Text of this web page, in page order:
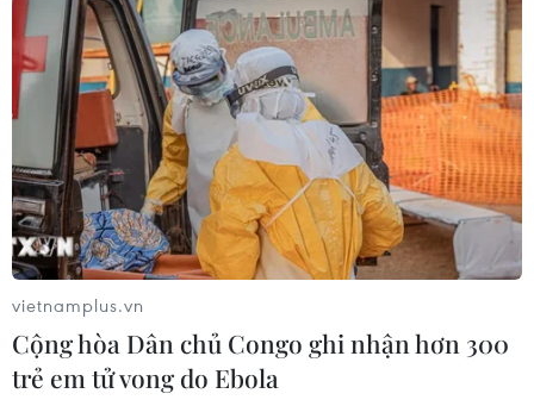
Tổng thống Nga Putin sẽ tới Đức dự hội
nghị quốc tế về Libya
17/01/2020 14:04
Điện Kremlin cho biết, vào ngày 19/1, Tổng thống Nga
Vladimir Putin sẽ tới Berlin để tham dự Hội nghị quốc tế
vietnamplus.vn
Cộng hòa Dân chủ Congo ghi nhận hơn 300
trẻ em tử vong do Ebola